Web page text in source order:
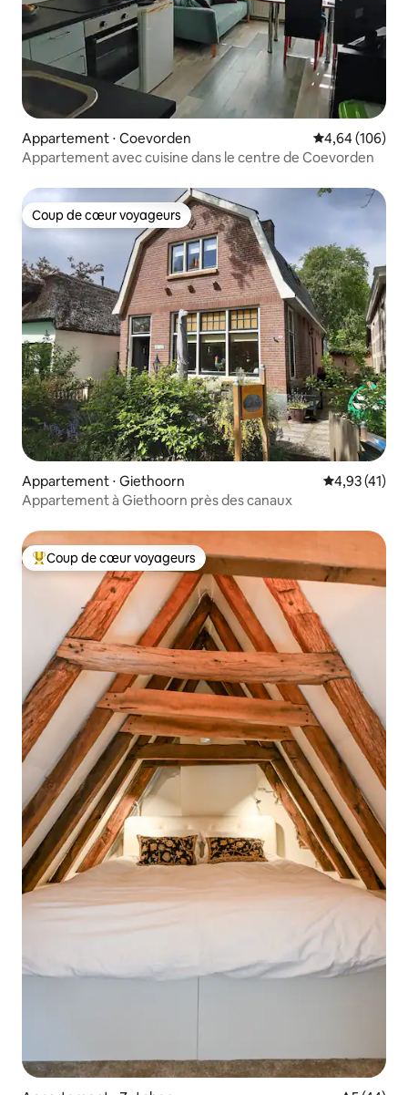
Appartement ⋅ Coevorden Évaluation
4,64 (106)
Appartement avec cuisine dans le centre de Coevorden
Coup de cœur voyageurs
Coup de cœur voyageurs
Appartement ⋅ Giethoorn Évaluation
4,93 (41)
Appartement à Giethoorn près des canaux
Coups de cœur voyageurs les plus appréciés
Coup de cœur voyageurs